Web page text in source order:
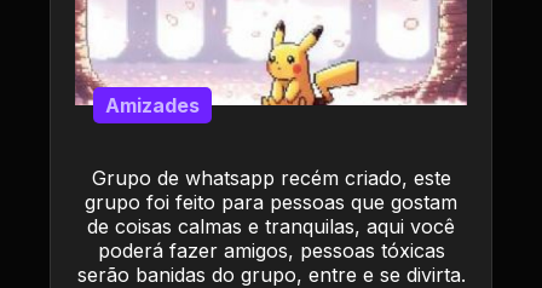
Grupo de whatsapp recém criado, este
grupo foi feito para pessoas que gostam
de coisas calmas e tranquilas, aqui você
poderá fazer amigos, pessoas tóxicas
serão banidas do grupo, entre e se divirta.
Amizades